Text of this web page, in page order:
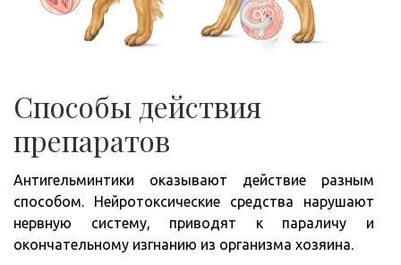
Способы действия
препаратов
Антигельминтики оказывают действие разным
способом. Нейротоксические средства нарушают
нервную систему, приводят к параличу и
окончательному изгнанию из организма хозяина.